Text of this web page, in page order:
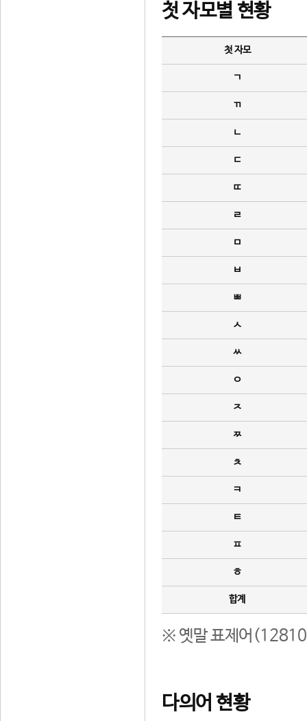
첫 자모별 현황
첫 자모
ㄱ
ㄲ
ㄴ
ㄷ
ㄸ
ㄹ
ㅁ
ㅂ
ㅃ
ㅅ
ㅆ
ㅇ
ㅈ
ㅉ
ㅊ
ㅋ
ㅌ
ㅍ
ㅎ
합계
※ 옛말 표제어(12810
다의어 현황